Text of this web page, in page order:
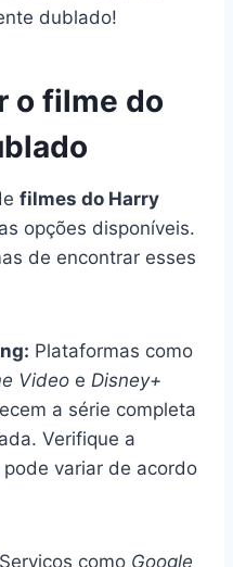
dublado!
o filme do
filmes do Harry
opções disponíveis.
de encontrar esses
Plataformas como
Video e Disney+
a série completa
Verifique a
variar de acordo
Serviços como Google